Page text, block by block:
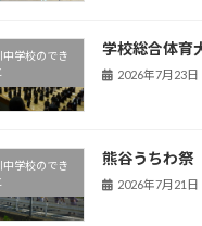
中学校のでき
学校総合体育
2026年7月23日
中学校のでき
熊谷うちわ祭
2026年7月21日